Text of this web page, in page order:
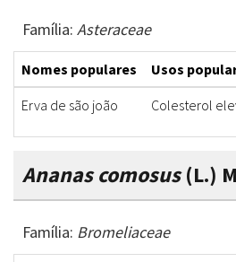
Família: Asteraceae
Nomes populares
Usos
Erva de são joão
Colesterol
Ananas comosus(L.)
Família: Bromeliaceae